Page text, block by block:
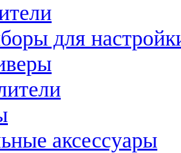
для
аксессуары